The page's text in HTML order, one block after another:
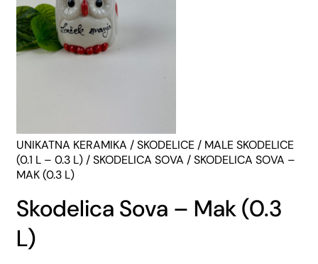
UNIKATNA KERAMIKA /SKODELICE / MALE SKODELICE
(0.1 L – 0.3 L) /SKODELICA SOVA / SKODELICA SOVA –
MAK (0.3 L)
Skodelica Sova – Mak (0.3
L)